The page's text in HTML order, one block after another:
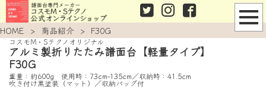
HOME > 商品紹介 > F30G
コスモM・Sテクノオリジナル
アルミ製折りたたみ譜面台【軽量タイプ】
F30G
重量：約600g 使用時：73cm-135cm／収納時：41.5cm
吹き付け黒塗装（マット）／収納バッグ付